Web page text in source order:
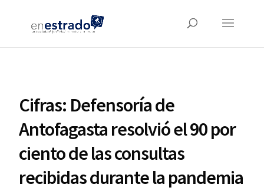
Cifras: Defensoría de
Antofagasta resolvió el 90 por
ciento de las consultas
recibidas durante la pandemia